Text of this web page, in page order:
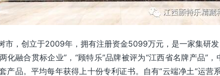
市，创立于2009年，拥有注册资金5099万元，是一家集研
化融合贯标企业”，“顾特乐”品牌被评为“江西省名牌产品”
产品。平均每年获得上十份专利证书。自有“云端净土”运营